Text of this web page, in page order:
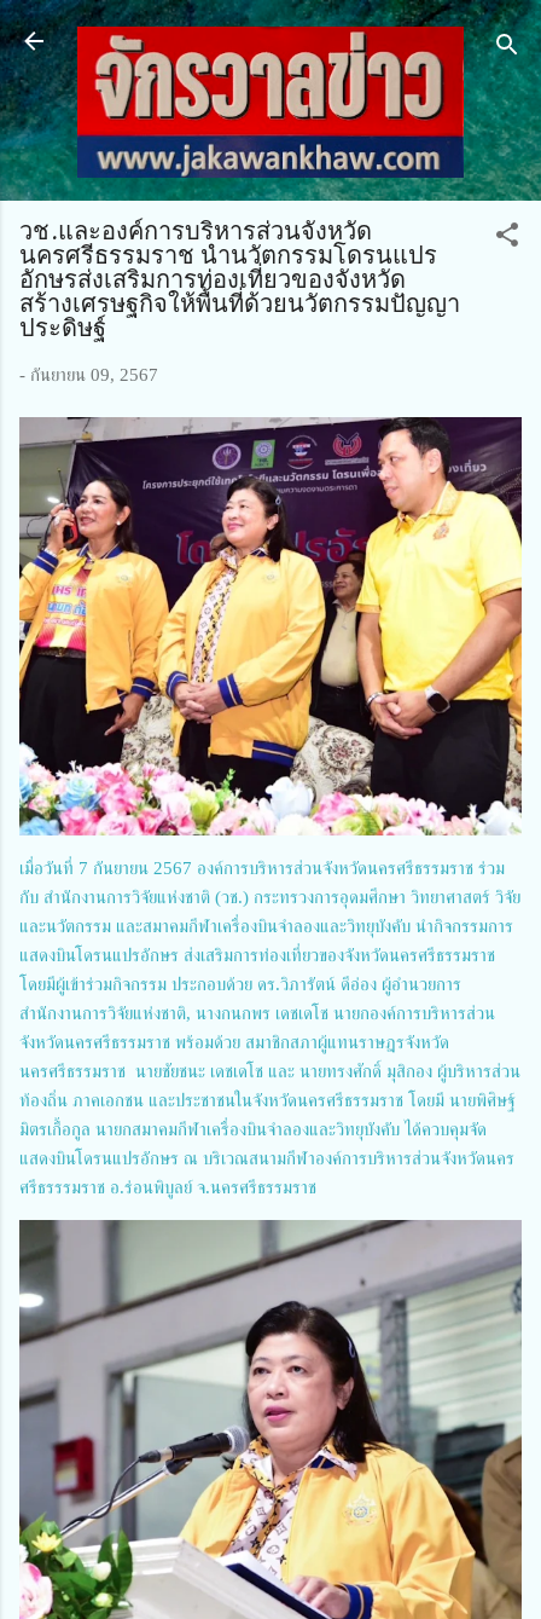
ข้ามไปที่เนื้อหาหลัก
วช.และองค์การบริหารส่วนจังหวัด
นครศรีธรรมราช นำนวัตกรรมโดรนแปร
อักษรส่งเสริมการท่องเที่ยวของจังหวัด
สร้างเศรษฐกิจให้พื้นที่ด้วยนวัตกรรมปัญญา
ประดิษฐ์
- กันยายน 09, 2567
เมื่อวันที่ 7 กันยายน 2567 องค์การบริหารส่วนจังหวัดนครศรีธรรมราช ร่วม
กับ สำนักงานการวิจัยแห่งชาติ (วช.) กระทรวงการอุดมศึกษา วิทยาศาสตร์ วิจัย
และนวัตกรรม และสมาคมกีฬาเครื่องบินจำลองและวิทยุบังคับ นำกิจกรรมการ
แสดงบินโดรนแปรอักษร ส่งเสริมการท่องเที่ยวของจังหวัดนครศรีธรรมราช
โดยมีผู้เข้าร่วมกิจกรรม ประกอบด้วย ดร.วิภารัตน์ ดีอ่อง ผู้อำนวยการ
สำนักงานการวิจัยแห่งชาติ, นางกนกพร เดชเดโช นายกองค์การบริหารส่วน
จังหวัดนครศรีธรรมราช พร้อมด้วย สมาชิกสภาผู้แทนราษฎรจังหวัด
นครศรีธรรมราช นายชัยชนะ เดชเดโช และ นายทรงศักดิ์ มุสิกอง ผู้บริหารส่วน
ท้องถิ่น ภาคเอกชน และประชาชนในจังหวัดนครศรีธรรมราช โดยมี นายพิศิษฐ์
มิตรเกื้อกูล นายกสมาคมกีฬาเครื่องบินจำลองและวิทยุบังคับ ได้ควบคุมจัด
แสดงบินโดรนแปรอักษร ณ บริเวณสนามกีฬาองค์การบริหารส่วนจังหวัดนคร
ศรีธรรรมราช อ.ร่อนพิบูลย์ จ.นครศรีธรรมราช